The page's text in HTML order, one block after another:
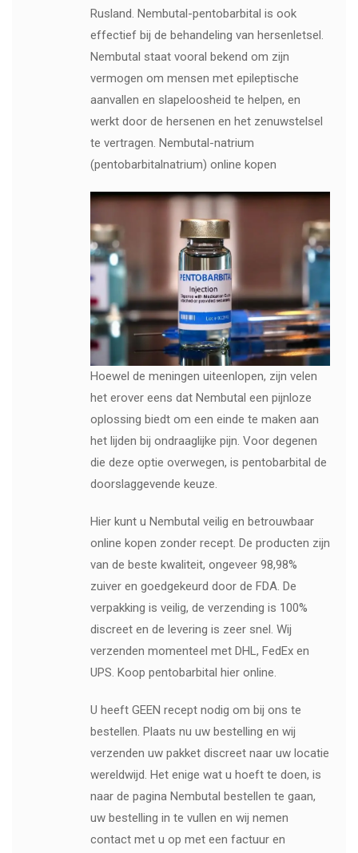
Rusland. Nembutal-pentobarbital is ook
effectief bij de behandeling van hersenletsel.
Nembutal staat vooral bekend om zijn
vermogen om mensen met epileptische
aanvallen en slapeloosheid te helpen, en
werkt door de hersenen en het zenuwstelsel
te vertragen. Nembutal-natrium
(pentobarbitalnatrium) online kopen
Hoewel de meningen uiteenlopen, zijn velen
het erover eens dat Nembutal een pijnloze
oplossing biedt om een ​​einde te maken aan
het lijden bij ondraaglijke pijn. Voor degenen
die deze optie overwegen, is pentobarbital de
doorslaggevende keuze.
Hier kunt u Nembutal veilig en betrouwbaar
online kopen zonder recept. De producten zijn
van de beste kwaliteit, ongeveer 98,98%
zuiver en goedgekeurd door de FDA. De
verpakking is veilig, de verzending is 100%
discreet en de levering is zeer snel. Wij
verzenden momenteel met DHL, FedEx en
UPS. Koop pentobarbital hier online.
U heeft GEEN recept nodig om bij ons te
bestellen. Plaats nu uw bestelling en wij
verzenden uw pakket discreet naar uw locatie
wereldwijd. Het enige wat u hoeft te doen, is
naar de pagina Nembutal bestellen te gaan,
uw bestelling in te vullen en wij nemen
contact met u op met een factuur en